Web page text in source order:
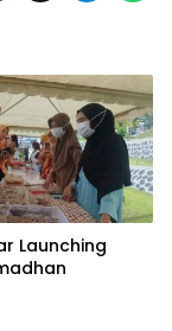
Launching